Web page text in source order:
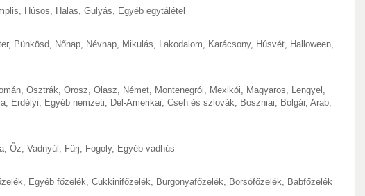
, Húsos, Halas, Gulyás, Egyéb egytálétel
, Pünkösd, Nőnap, Névnap, Mikulás, Lakodalom, Karácsony, Húsvét, Halloween,
, Osztrák, Orosz, Olasz, Német, Montenegrói, Mexikói, Magyaros, Lengyel ,
, Erdélyi, Egyéb nemzeti, Dél-Amerikai, Cseh és szlovák, Boszniai, Bolgár, Arab,
, Őz, Vadnyúl , Fürj, Fogoly, Egyéb vadhús
, Egyéb főzelék, Cukkinifőzelék, Burgonyafőzelék, Borsófőzelék, Babfőzelék